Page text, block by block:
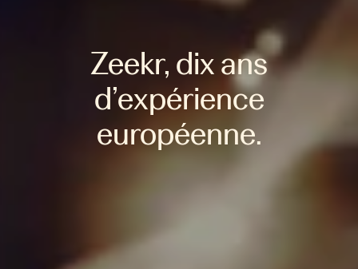
Zeekr, dix ans
d’expérience
européenne.